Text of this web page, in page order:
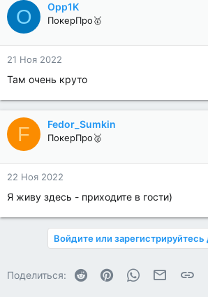
O Opp1K
ПокерПро🥇
21 Ноя 2022
Там очень круто
F Fedor_Sumkin
ПокерПро🥈
22 Ноя 2022
Я живу здесь - приходите в гости)
Войдите или зарегистрируйтесь
Поделиться: Reddit PinterestWhatsApp